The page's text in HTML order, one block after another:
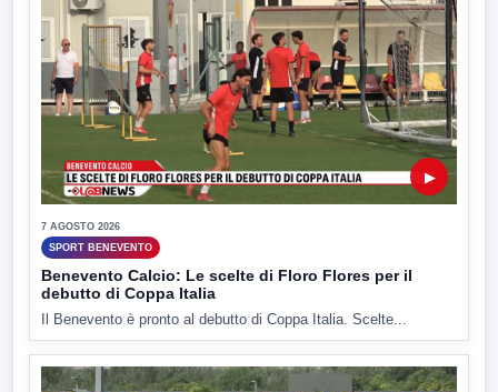
▶
7 AGOSTO 2026
SPORT BENEVENTO
Benevento Calcio: Le scelte di Floro Flores per il
debutto di Coppa Italia
Il Benevento è pronto al debutto di Coppa Italia. Scelte...